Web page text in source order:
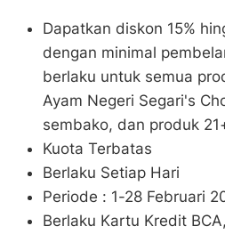
Dapatkan diskon 15%
dengan minimal
berlaku untuk semua
Ayam Negeri Segari's
sembako, dan produk
Kuota Terbatas
Berlaku Setiap Hari
Periode : 1-28 Februari
Berlaku Kartu Kredit